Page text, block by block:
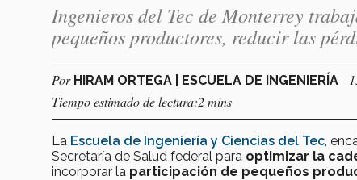
Ingenieros del Tec de Monterrey
pequeños productores, reducir las
Por HIRAM ORTEGA | ESCUELA DE INGENIERÍA -
Tiempo estimado de lectura:2 mins
La Escuela de Ingeniería y Ciencias del Tec ,
Secretaría de Salud federal para optimizar la
incorporar la participación de pequeños